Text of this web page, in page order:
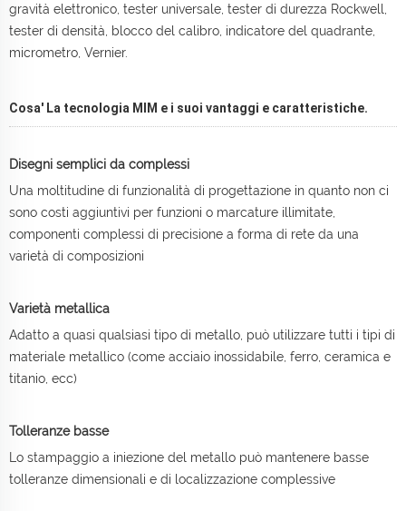
gravità elettronico, tester universale, tester di durezza Rockwell,
tester di densità, blocco del calibro, indicatore del quadrante,
micrometro, Vernier.
Cosa' La tecnologia MIM e i suoi vantaggi e caratteristiche.
Disegni semplici da complessi
Una moltitudine di funzionalità di progettazione in quanto non ci
sono costi aggiuntivi per funzioni o marcature illimitate,
componenti complessi di precisione a forma di rete da una
varietà di composizioni
Varietà metallica
Adatto a quasi qualsiasi tipo di metallo, può utilizzare tutti i tipi di
materiale metallico (come acciaio inossidabile, ferro, ceramica e
titanio, ecc)
Tolleranze basse
Lo stampaggio a iniezione del metallo può mantenere basse
tolleranze dimensionali e di localizzazione complessive